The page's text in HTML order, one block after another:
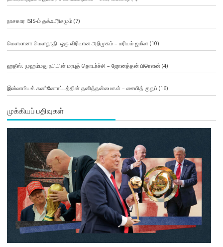
நாசகார ISIS-ம் தக்ஃபீரிசமும்(7)
மௌலானா மௌதூதி: ஒரு விரிவான அறிமுகம் – மரியம் ஜமீலா (10)
ஹதீஸ்: முஹம்மது நபியின் மரபுத் தொடர்ச்சி – ஜோனத்தன் பிரௌன் (4)
இஸ்லாமியக் கண்ணோட்டத்தின் தனித்தன்மைகள் – சையித் குதுப் (16)
முக்கியப் பதிவுகள்